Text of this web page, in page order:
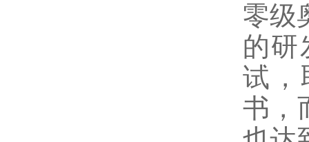
零级
的研
试，
书，